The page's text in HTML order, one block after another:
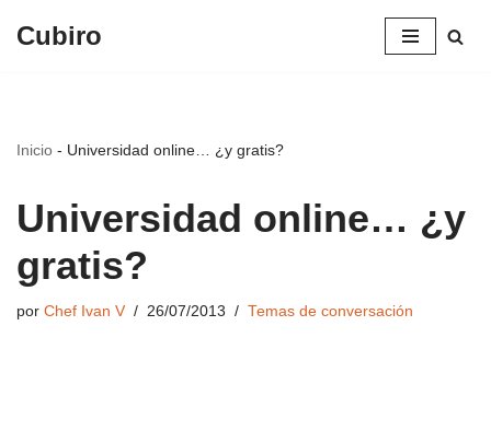
Cubiro
Inicio - Universidad online… ¿y gratis?
Universidad online… ¿y
gratis?
por Chef Ivan V 26/07/2013 Temas de conversación